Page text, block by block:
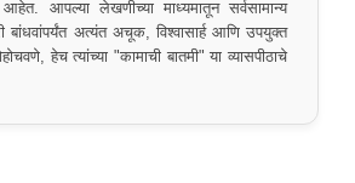
आपल्या लेखणीच्या माध्यमातून सर्वसामान्य
अत्यंत अचूक, विश्वासार्ह आणि उपयुक्त
हेच त्यांच्या "कामाची बातमी" या व्यासपीठाचे